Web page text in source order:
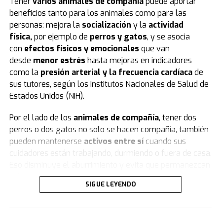
Uno de los puntos de partida del análisis fuedividir a
los alumnossegún el momento en que abrieron su
primera cuenta personal en redes sociales. De esa
manera, quedaron definidosdos grandes grupos
quienes lo hicieron en sexto, séptimo u octavo grado —
los llamadosusuarios tempranos— y quienes
esperaron hasta el noveno grado o más, coincidiendo
con la edad mínima legal para el acceso autónomo en
El diseño de la investigación excluyó a aquellos que
abrieron su primera cuenta en primaria, por no contar
con una base suficiente para el análisis longitudinal, así
sociales antes de tener un celular propio, dado que
objetivo era medir el efecto combinado de la
plataformas digitales.
beneficios tanto para los animales como para las
personas: mejora la socialización y la actividad
física,por ejemplo de perros y gatos, y se asocia
con efectos físicos y emocionales que van
desde menor estrés hasta mejoras en indicadores
como la presión arterial y la frecuencia cardíacade
sus tutores, según los Institutos Nacionales de Salud de
Estados Unidos (NIH).
Por el lado de los animales de compañía, tener dos
perros o dos gatos no solo se hacen compañía, también
pueden mantenerse activos entre sícuando sus
cuidadores están trabajando, durmiendo o fuera de casa.
convivir con perros o gatos están comprobados por la
SIGUE LEYENDO